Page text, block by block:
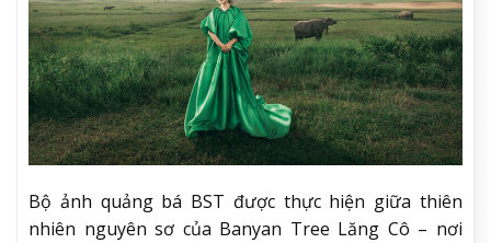
Bộ ảnh quảng bá BST được thực hiện giữa thiên
nhiên nguyên sơ của Banyan Tree Lăng Cô – nơi